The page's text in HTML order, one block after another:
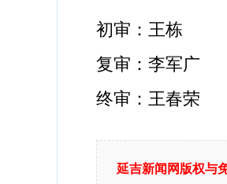
初审：王栋
复审：李军广
终审：王春荣
延吉新闻网版权与